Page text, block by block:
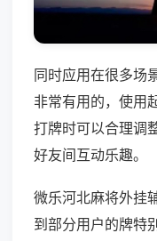
同时应用在很多场
非常有用的，使用
打牌时可以合理调
好友间互动乐趣。
微乐河北麻将外挂
到部分用户的牌特